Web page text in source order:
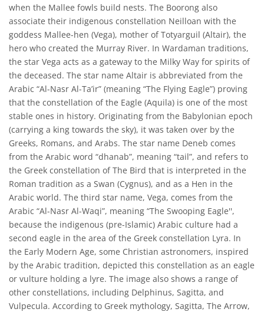
when the Mallee fowls build nests. The Boorong also
associate their indigenous constellation Neilloan with the
goddess Mallee-hen (Vega), mother of Totyarguil (Altair), the
hero who created the Murray River. In Wardaman traditions,
the star Vega acts as a gateway to the Milky Way for spirits of
the deceased. The star name Altair is abbreviated from the
Arabic “Al-Nasr Al-Ta’ir” (meaning “The Flying Eagle”) proving
that the constellation of the Eagle (Aquila) is one of the most
stable ones in history. Originating from the Babylonian epoch
(carrying a king towards the sky), it was taken over by the
Greeks, Romans, and Arabs. The star name Deneb comes
from the Arabic word “dhanab”, meaning “tail”, and refers to
the Greek constellation of The Bird that is interpreted in the
Roman tradition as a Swan (Cygnus), and as a Hen in the
Arabic world. The third star name, Vega, comes from the
Arabic “Al-Nasr Al-Waqi”, meaning “The Swooping Eagle'',
because the indigenous (pre-Islamic) Arabic culture had a
second eagle in the area of the Greek constellation Lyra. In
the Early Modern Age, some Christian astronomers, inspired
by the Arabic tradition, depicted this constellation as an eagle
or vulture holding a lyre. The image also shows a range of
other constellations, including Delphinus, Sagitta, and
Vulpecula. According to Greek mythology, Sagitta, The Arrow,